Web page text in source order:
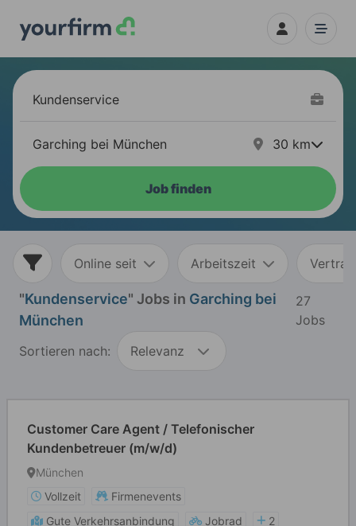
30 km
Job finden
Online seit Arbeitszeit
"Kundenservice" Jobs in Garching bei
München
27
Jobs
Sortieren nach:
Relevanz
Customer Care Agent / Telefonischer
Kundenbetreuer (m/w/d)
München
Vollzeit
Firmenevents
Gute Verkehrsanbindung
Jobrad
2